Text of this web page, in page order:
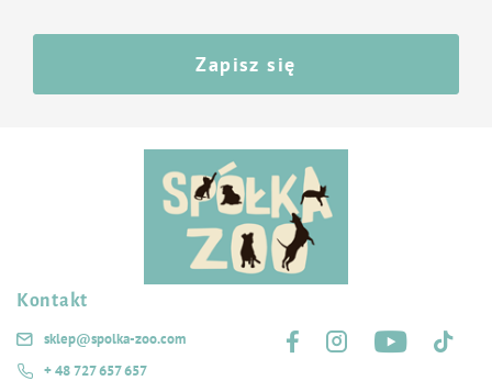
Zapisz się
Kontakt
sklep@spolka-zoo.com
+ 48 727 657 657